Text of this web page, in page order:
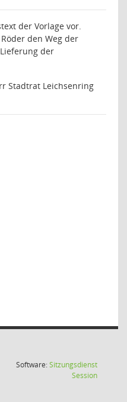
der Vorlage vor.
den Weg der
der
Stadtrat Leichsenring
Software:Sitzungsdienst
Session(Wird in